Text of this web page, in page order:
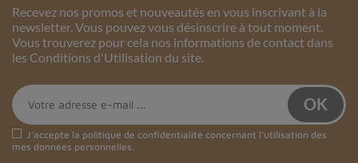
Recevez nos promos et nouveautés en vous inscrivant à la
newsletter. Vous pouvez vous désinscrire à tout moment.
Vous trouverez pour cela nos informations de contact dans
les Conditions d'Utilisation du site.
J'accepte la politique de confidentialité concernant l'utilisation des
mes données personnelles.